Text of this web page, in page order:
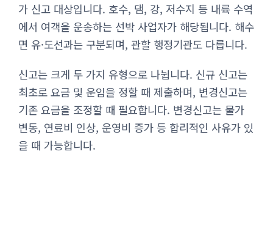
가 신고 대상입니다. 호수, 댐, 강, 저수지 등 내륙 수역
에서 여객을 운송하는 선박 사업자가 해당됩니다. 해수
면 유·도선과는 구분되며, 관할 행정기관도 다릅니다.
신고는 크게 두 가지 유형으로 나뉩니다. 신규 신고는
최초로 요금 및 운임을 정할 때 제출하며, 변경신고는
기존 요금을 조정할 때 필요합니다. 변경신고는 물가
변동, 연료비 인상, 운영비 증가 등 합리적인 사유가 있
을 때 가능합니다.